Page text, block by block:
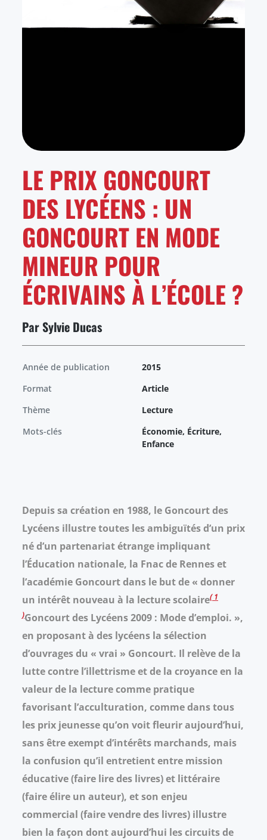
LE PRIX GONCOURT
DES LYCÉENS : UN
GONCOURT EN MODE
MINEUR POUR
ÉCRIVAINS À L’ÉCOLE ?
Par Sylvie Ducas
Année de publication
2015
Format
Article
Thème
Lecture
Mots-clés
Économie, Écriture,
Enfance
Depuis sa création en 1988, le Goncourt des
Lycéens illustre toutes les ambiguïtés d’un prix
né d’un partenariat étrange impliquant
l’Éducation nationale, la Fnac de Rennes et
l’académie Goncourt dans le but de « donner
un intérêt nouveau à la lecture scolaire 1
Goncourt des Lycéens 2009 : Mode d’emploi. »,
en proposant à des lycéens la sélection
d’ouvrages du « vrai » Goncourt. Il relève de la
lutte contre l’illettrisme et de la croyance en la
valeur de la lecture comme pratique
favorisant l’acculturation, comme dans tous
les prix jeunesse qu’on voit fleurir aujourd’hui,
sans être exempt d’intérêts marchands, mais
la confusion qu’il entretient entre mission
éducative (faire lire des livres) et littéraire
(faire élire un auteur), et son enjeu
commercial (faire vendre des livres) illustre
bien la façon dont aujourd’hui les circuits de